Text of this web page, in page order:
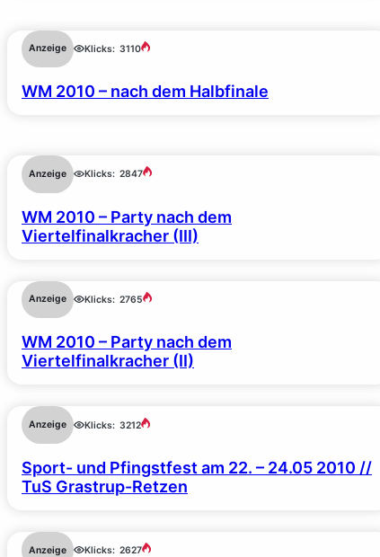
Anzeige Klicks: 3110
WM 2010 – nach dem Halbfinale
Anzeige Klicks: 2847
WM 2010 – Party nach dem
Viertelfinalkracher (III)
Anzeige Klicks: 2765
WM 2010 – Party nach dem
Viertelfinalkracher (II)
Anzeige Klicks: 3212
Sport- und Pfingstfest am 22. – 24.05 2010 //
TuS Grastrup-Retzen
Anzeige Klicks: 2627